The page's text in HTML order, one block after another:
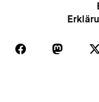
Folgen
Auf
Folgen